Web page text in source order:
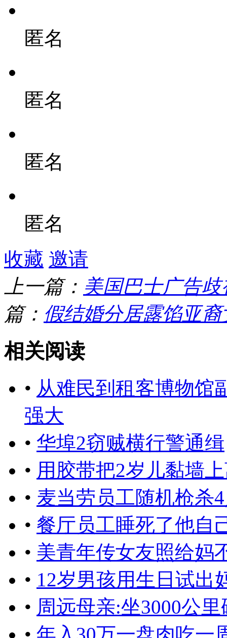
匿名
匿名
匿名
匿名
收藏 邀请
上一篇： 美国巴士广告
篇： 假结婚分居露馅亚
相关阅读
• 从难民到租客博物馆
强大
• 华埠2窃贼横行警通缉
• 用胶带把2岁儿黏墙
• 麦当劳员工随机枪杀
• 餐厅员工睡死了他自
• 美青年传女友照给妈
• 12岁男孩用生日试出
• 周远母亲:坐3000公